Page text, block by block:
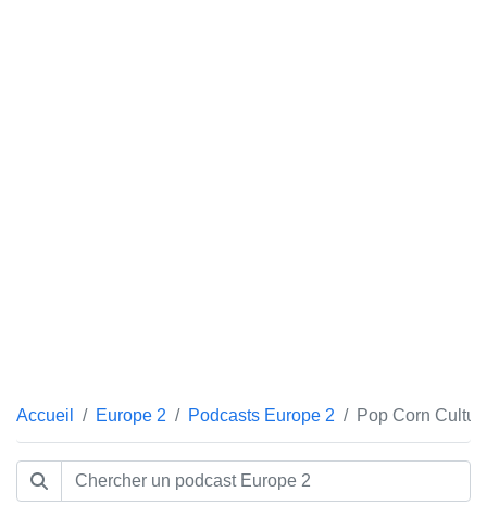
Accueil Europe 2 Podcasts Europe 2 Pop Corn